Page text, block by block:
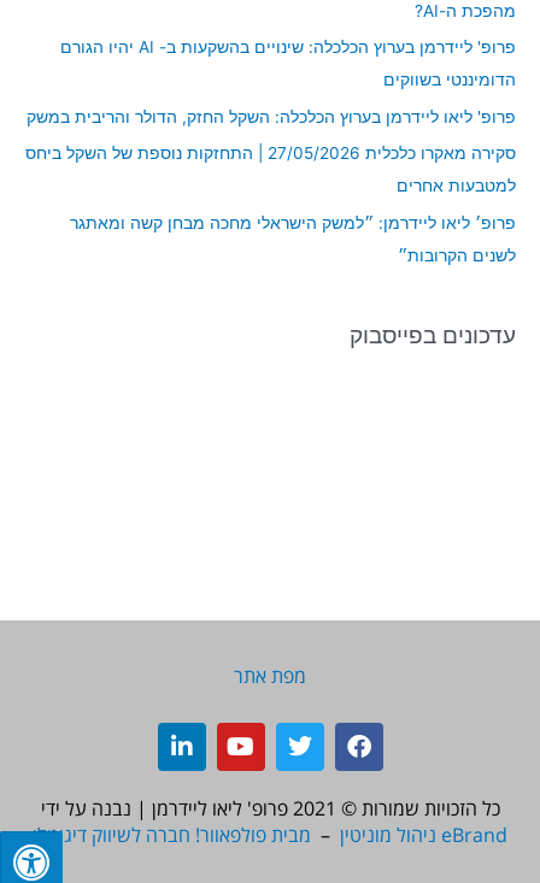
:
מהפכת ה-AI?
פרופ' ליידרמן בערוץ הכלכלה: שינויים בהשקעות ב- AI יהיו הגורם
הדומיננטי בשווקים
פרופ' ליאו ליידרמן בערוץ הכלכלה: השקל החזק, הדולר והריבית במשק
סקירה מאקרו כלכלית 27/05/2026 | התחזקות נוספת של השקל ביחס
למטבעות אחרים
פרופ׳ ליאו ליידרמן: ״למשק הישראלי מחכה מבחן קשה ומאתגר
לשנים הקרובות״
עדכונים בפייסבוק
מפת אתר
F
c
e
T
i
t
Y
u
t
L
n
k
כל הזכויות שמורות © 2021
פרופ' ליאו ליידרמן | נבנה על ידי
eBrand ניהול מוניטין
– מבית פולפאוור! חברה לשיווק דיגיטלי